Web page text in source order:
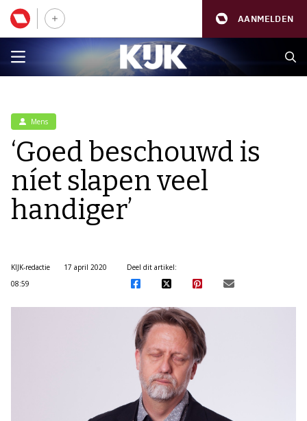
AANMELDEN
Mens
‘Goed beschouwd is
níet slapen veel
handiger’
KIJK-redactie
17 april 2020
08:59
Deel dit artikel: